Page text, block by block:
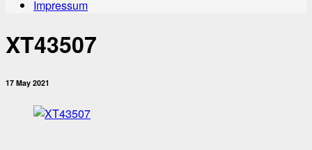
Impressum
XT43507
17 May 2021